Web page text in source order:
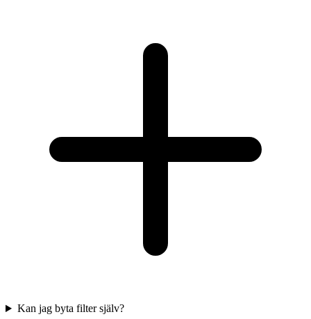
Kan jag byta filter själv?